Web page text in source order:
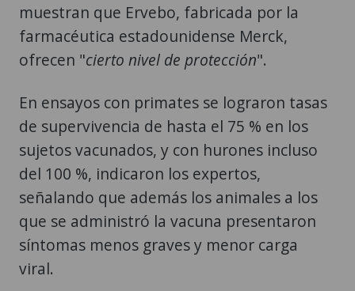
muestran que Ervebo, fabricada por la
farmacéutica estadounidense Merck,
ofrecen "cierto nivel de protección".
En ensayos con primates se lograron tasas
de supervivencia de hasta el 75 % en los
sujetos vacunados, y con hurones incluso
del 100 %, indicaron los expertos,
señalando que además los animales a los
que se administró la vacuna presentaron
síntomas menos graves y menor carga
viral.